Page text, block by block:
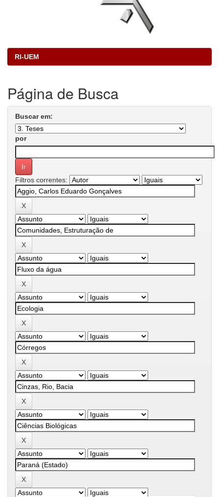
RI-UEM
Página de Busca
Buscar em:
por
Filtros correntes: